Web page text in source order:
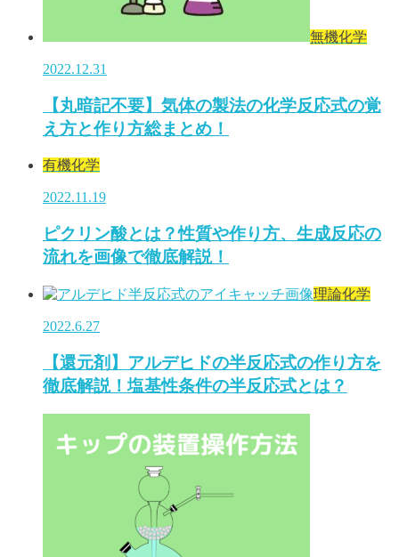
無機化学
2022.12.31
【丸暗記不要】気体の製法の化学反応式の覚
え方と作り方総まとめ！
有機化学
2022.11.19
ピクリン酸とは？性質や作り方、生成反応の
流れを画像で徹底解説！
理論化学
2022.6.27
【還元剤】アルデヒドの半反応式の作り方を
徹底解説！塩基性条件の半反応式とは？